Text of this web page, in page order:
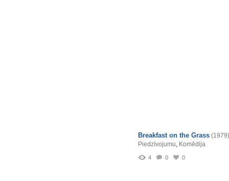
Breakfast on the Grass (1979)
Piedzīvojumu, Komēdija
4 0 0